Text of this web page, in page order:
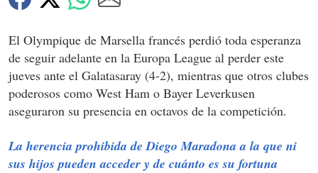
El Olympique de Marsella francés perdió toda esperanza
de seguir adelante en la Europa League al perder este
jueves ante el Galatasaray (4-2), mientras que otros clubes
poderosos como West Ham o Bayer Leverkusen
aseguraron su presencia en octavos de la competición.
La herencia prohibida de Diego Maradona a la que ni
sus hijos pueden acceder y de cuánto es su fortuna